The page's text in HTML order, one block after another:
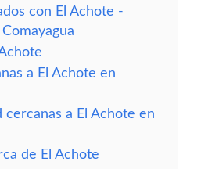
con El Achote -
a El Achote en
cercanas a El Achote en
de El Achote